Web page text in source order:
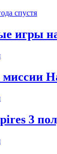
спустя
игры
3